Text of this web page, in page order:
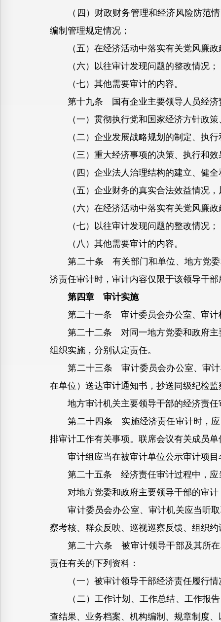
（四）财政财务管理和经济风险防范情
编制管理规定情况；
（五）在经济活动中落实有关党风廉政
（六）以往审计发现问题的整改情况；
（七）其他需要审计的内容。
第十九条 国有企业主要领导人员经济
（一）贯彻执行党和国家经济方针政策
（二）企业发展战略规划的制定、执行
（三）重大经济事项的决策、执行和效
（四）企业法人治理结构的建立、健全
（五）企业财务的真实合法效益情况，
（六）在经济活动中落实有关党风廉政
（七）以往审计发现问题的整改情况；
（八）其他需要审计的内容。
第二十条 有关部门和单位、地方党委
济责任审计时，审计内容仅限于该领导干
第四章 审计实施
第二十一条 审计委员会办公室、审计机
第二十二条 对同一地方党委和政府主要
组织实施，分别认定责任。
第二十三条 审计委员会办公室、审计
在单位）送达审计通知书，抄送同级纪检
地方审计机关主要领导干部的经济责任
第二十四条 实施经济责任审计时，应
排审计工作有关事项。联席会议有关成员
审计组应当在被审计单位公示审计项目
第二十五条 经济责任审计过程中，应
对地方党委和政府主要领导干部的审计
审计委员会办公室、审计机关应当听取
察考核、群众反映、巡视巡察反馈、组织
第二十六条 被审计领导干部及其所在
责任有关的下列资料：
（一）被审计领导干部经济责任履行情
（二）工作计划、工作总结、工作报告
查结果、业务档案、机构编制、规章制度